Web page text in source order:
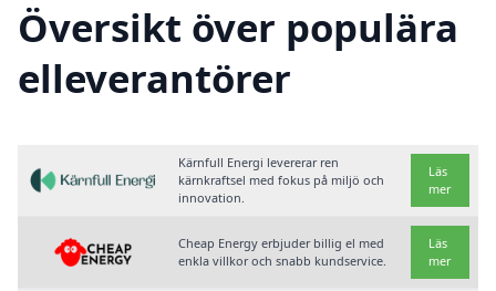
Översikt över populära
elleverantörer
Kärnfull Energi levererar ren
kärnkraftsel med fokus på miljö och
innovation.
Läs
mer
Cheap Energy erbjuder billig el med
enkla villkor och snabb kundservice.
Läs
mer